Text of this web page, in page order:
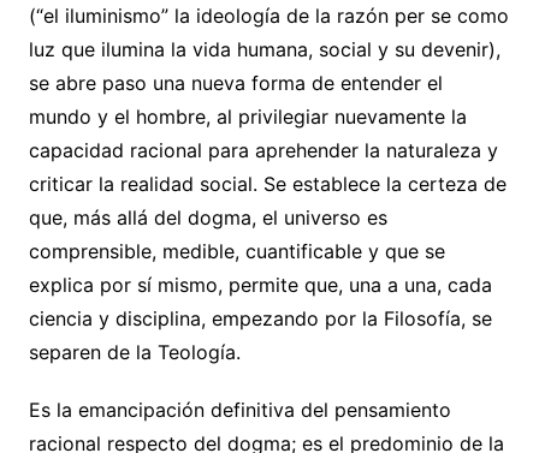
(“el iluminismo” la ideología de la razón per se como
luz que ilumina la vida humana, social y su devenir),
se abre paso una nueva forma de entender el
mundo y el hombre, al privilegiar nuevamente la
capacidad racional para aprehender la naturaleza y
criticar la realidad social. Se establece la certeza de
que, más allá del dogma, el universo es
comprensible, medible, cuantificable y que se
explica por sí mismo, permite que, una a una, cada
ciencia y disciplina, empezando por la Filosofía, se
separen de la Teología.
Es la emancipación definitiva del pensamiento
racional respecto del dogma; es el predominio de la